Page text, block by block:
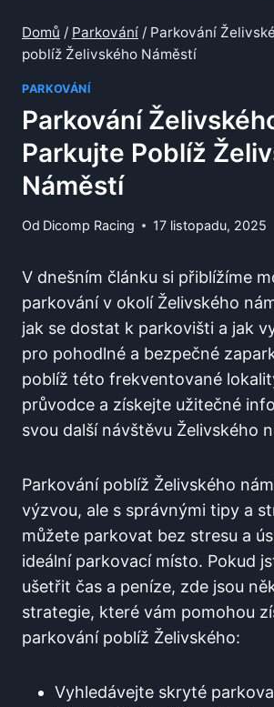
Domů / Parkování / Parkování
poblíž Želivského Náměstí
PARKOVÁNÍ
Parkování
Parkujte Poblíž
Náměstí
Od Dicomp Racing 17 listopadu, 2025
V dnešním článku si přiblížíme
‍parkování v okolí Želivského
jak se ​dostat k parkovišti a jak
‍pro pohodlné a bezpečné
poblíž této frekventované
průvodce⁣ a získejte užitečné​
⁣svou další návštěvu Želivského⁤
Parkování poblíž Želivského
výzvou, ale s správnými tipy ​a
můžete parkovat​ bez stresu a
ideální⁢ parkovací místo. Pokud
ušetřit čas a peníze, zde jsou‌
strategie, které vám pomohou
parkování poblíž Želivského:
Vyhledávejte skryté